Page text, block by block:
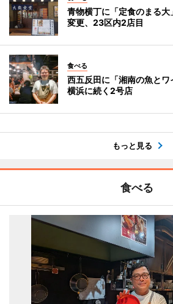
青物横丁に「定食のまる
変更、23区内2店目
食べる
西五反田に「湘南の魚と
横浜に続く2号店
もっと見る
食べる